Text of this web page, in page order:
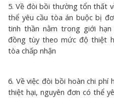
5. Về đòi bồi thường tổn thất
thể yêu cầu tòa án buộc bị
tinh thần nằm trong giới
đồng tùy theo mức độ thiệt
tòa chấp nhận
6. Về việc đòi bồi hoàn chi phí
thiệt hại, nguyên đơn có thể